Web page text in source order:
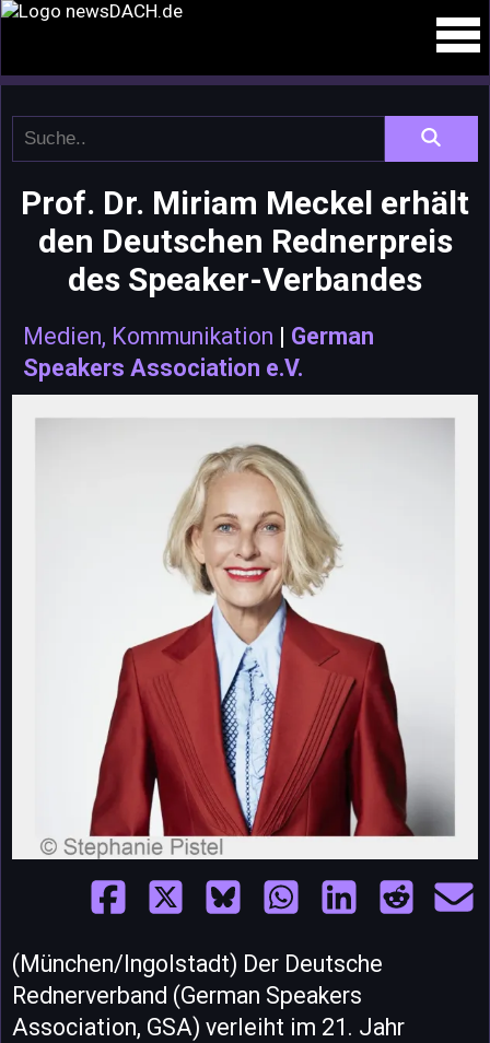
Prof. Dr. Miriam Meckel erhält
den Deutschen Rednerpreis
des Speaker-Verbandes
Medien, Kommunikation | German
Speakers Association e.V.
(München/Ingolstadt) Der Deutsche
Rednerverband (German Speakers
Association, GSA) verleiht im 21. Jahr